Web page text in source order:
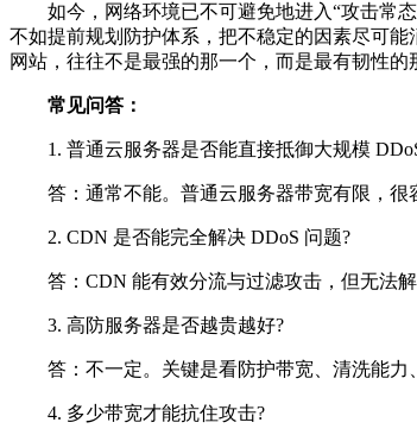
如今，网络环境已不可避免地进入“攻击常态
不如提前规划防护体系，把不稳定的因素尽可
网站，往往不是最强的那一个，而是最有韧性的
常见问答：
1. 普通云服务器是否能直接抵御大规模
答：通常不能。普通云服务器带宽有限，很
2. CDN 是否能完全解决 DDoS 问题?
答：CDN 能有效分流与过滤攻击，但无法解
3. 高防服务器是否越贵越好?
答：不一定。关键是看防护带宽、清洗能力
4. 多少带宽才能抗住攻击?